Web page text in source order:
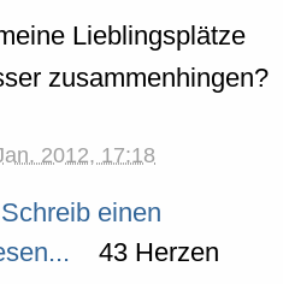
Lieblingsplätze
zusammenhingen?
2012, 17:18
Schreib einen
43 Herzen